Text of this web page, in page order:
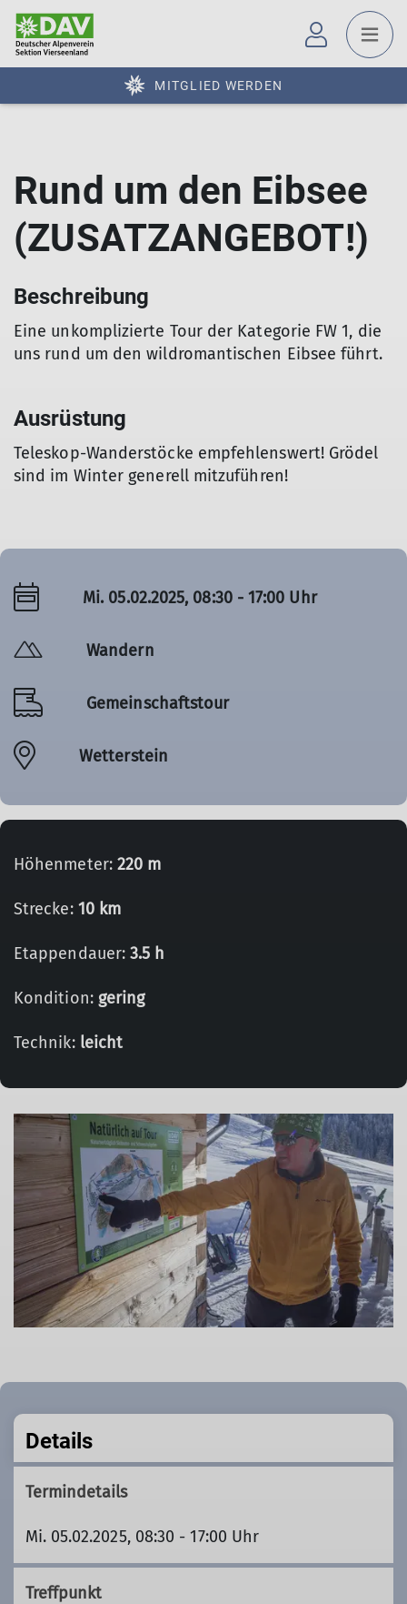
MITGLIED WERDEN
Rund um den Eibsee
(ZUSATZANGEBOT!)
Beschreibung
Eine unkomplizierte Tour der Kategorie FW 1, die
uns rund um den wildromantischen Eibsee führt.
Ausrüstung
Teleskop-Wanderstöcke empfehlenswert! Grödel
sind im Winter generell mitzuführen!
Mi. 05.02.2025, 08:30 - 17:00 Uhr
Wandern
Gemeinschaftstour
Wetterstein
Höhenmeter: 220 m
Strecke: 10 km
Etappendauer:3.5 h
Kondition: gering
Technik: leicht
Details
Termindetails
Mi. 05.02.2025, 08:30 - 17:00 Uhr
Treffpunkt